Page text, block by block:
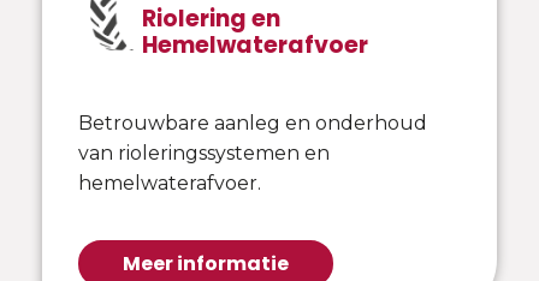
Riolering en
Hemelwaterafvoer
Betrouwbare aanleg en onderhoud
van rioleringssystemen en
hemelwaterafvoer.
Meer informatie